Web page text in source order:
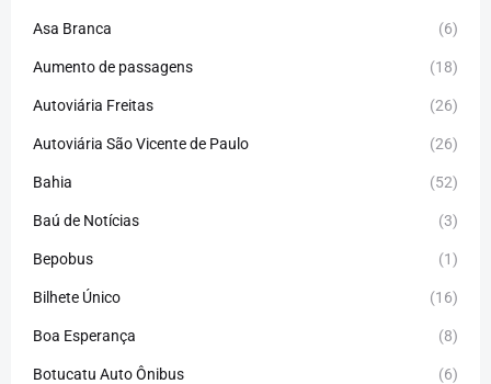
Asa Branca (6)
Aumento de passagens (18)
Autoviária Freitas (26)
Autoviária São Vicente de Paulo (26)
Bahia (52)
Baú de Notícias (3)
Bepobus (1)
Bilhete Único (16)
Boa Esperança (8)
Botucatu Auto Ônibus (6)